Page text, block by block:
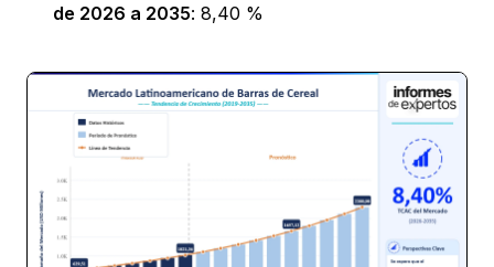
de 2026 a 2035: 8,40 %